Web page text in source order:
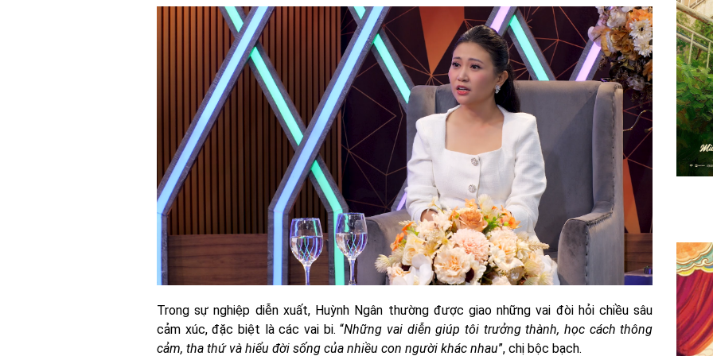
Trong sự nghiệp diễn xuất, Huỳnh Ngân thường được giao những vai đòi hỏi chiều sâu
cảm xúc, đặc biệt là các vai bi. “Những vai diễn giúp tôi trưởng thành, học cách thông
cảm, tha thứ và hiểu đời sống của nhiều con người khác nhau”, chị bộc bạch.